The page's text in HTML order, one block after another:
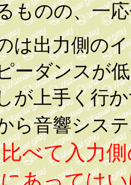
ものの、一
は出力側の
ーダンスが
が上手く行
ら音響シス
べて入力